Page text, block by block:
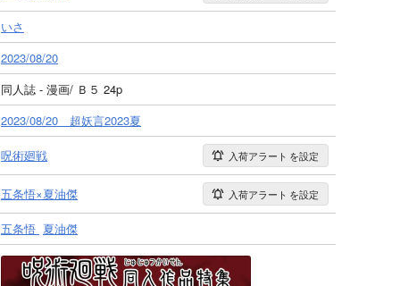
いさ
2023/08/20
同人誌 - 漫画/ Ｂ５ 24p
2023/08/20 超妖言2023夏
呪術廻戦 入荷アラート を設定
五条悟×夏油傑 入荷アラート を設定
五条悟 夏油傑